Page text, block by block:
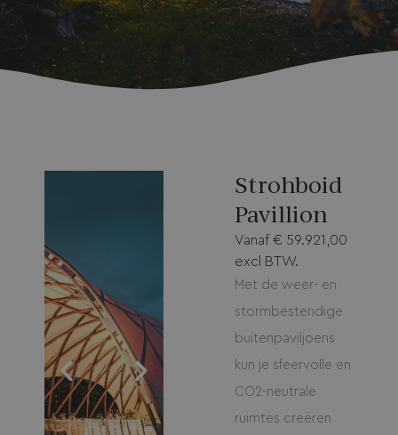
Strohboid
Pavillion
Vanaf € 59.921,00
excl BTW.
Met de weer- en
stormbestendige
buitenpaviljoens
kun je sfeervolle en
CO2-neutrale
ruimtes creëren